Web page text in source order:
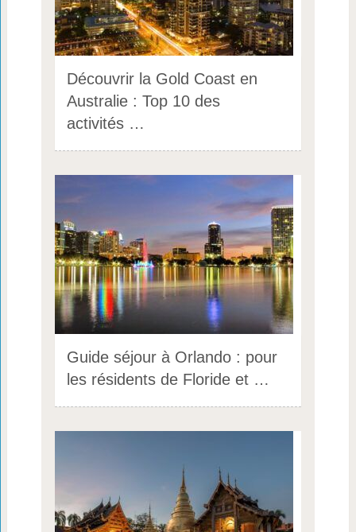
Découvrir la Gold Coast en
Australie : Top 10 des
activités …
Guide séjour à Orlando : pour
les résidents de Floride et …